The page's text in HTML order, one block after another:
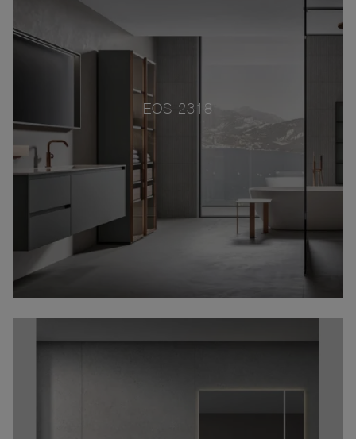
EOS 2318